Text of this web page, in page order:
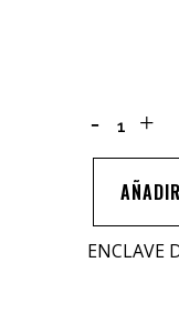
ENCLAVE
ENCLAVE